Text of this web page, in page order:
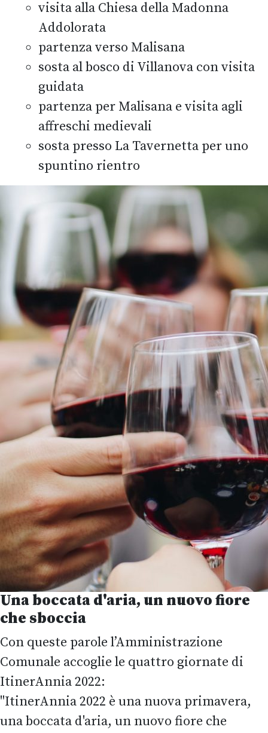
visita alla Chiesa della Madonna
Addolorata
partenza verso Malisana
sosta al bosco di Villanova con visita
guidata
partenza per Malisana e visita agli
affreschi medievali
sosta presso La Tavernetta per uno
spuntino rientro
Una boccata d'aria, un nuovo fiore
che sboccia
Con queste parole l’Amministrazione
Comunale accoglie le quattro giornate di
ItinerAnnia 2022:
"ItinerAnnia 2022 è una nuova primavera,
una boccata d'aria, un nuovo fiore che